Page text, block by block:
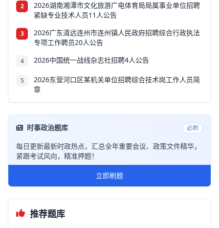
2
2026湖南湘潭市文化旅游广电体育局局属事业单位招聘
紧缺专业技术人员11人公告
3
2026广东清远连州市连州镇人民政府招聘综合行政执法
专项工作聘员20人公告
4 2026中国统一战线杂志社招聘4人公告
5
2026东营河口区某机关单位招聘综合技术岗工作人员简
章
时事政治题库 必刷
每日更新最新时政热点，汇总全年重要会议、政策文件精华，
紧跟考试风向，精准押题！
立即刷题
推荐题库